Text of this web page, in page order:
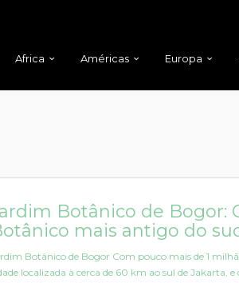
Africa Américas Europa
Botânico de Bogor:
mais antigo do
Botânico de Bogor Com pouco mais de 1
localizada à cerca de 60 km ao sul de Jakarta,